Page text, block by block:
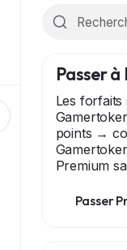
Passer à
Les forfaits
points →
Premium
Passer